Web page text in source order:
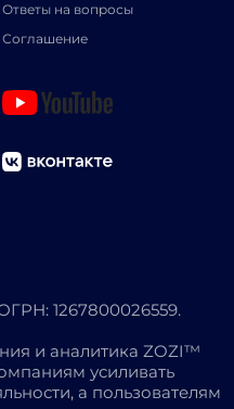
Ответы на вопросы
Соглашение
1267800026559.
и аналитика ZOZI™
усиливать
а пользователям